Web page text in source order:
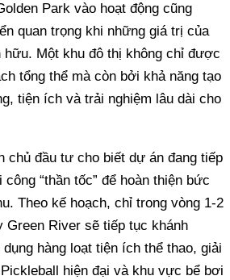
Park vào hoạt động cũng
quan trọng khi những giá trị của
Một khu đô thị không chỉ được
tổng thể mà còn bởi khả năng tạo
tiện ích và trải nghiệm lâu dài cho
chủ đầu tư cho biết dự án đang tiếp
“thần tốc” để hoàn thiện bức
Theo kế hoạch, chỉ trong vòng 1-2
Green River sẽ tiếp tục khánh
hàng loạt tiện ích thể thao, giải
hiện đại và khu vực bể bơi